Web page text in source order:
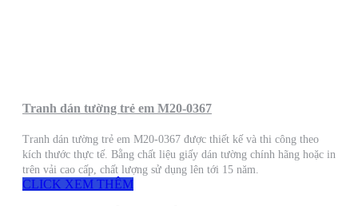
Tranh dán tường trẻ em M20-0367
Tranh dán tường trẻ em M20-0367 được thiết kế và thi công theo
kích thước thực tế. Bằng chất liệu giấy dán tường chính hãng hoặc in
trên vải cao cấp, chất lượng sử dụng lên tới 15 năm.
CLICK XEM THÊM